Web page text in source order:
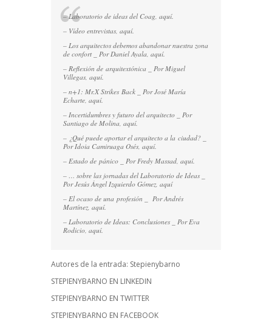
– Laboratorio de ideas del Coag aquí.
– Vídeo entrevistas, aquí.
– Los arquitectos debemos abandonar nuestra zona
de confort _ Por Daniel Ayala, aquí.
– Reflexión de arquitextónica _ Por Miguel
Villegas, aquí.
– n+1: Mr.X Strikes Back _ Por José María
Echarte, aquí.
– Incertidumbres y futuro del arquitecto _ Por
Santiago de Molina, aquí.
– ¿Qué puede aportar el arquitecto a la ciudad? _
Por Idoia Camiruaga Osés, aquí.
– Estado de pánico _ Por Fredy Massad, aquí.
–
… sobre las jornadas del Laboratorio de Ideas
Por Jesús Ángel Izquierdo Gómez, aquí
– El ocaso de una profesión _ Por Andrés
Martínez, aquí.
– Laboratorio de Ideas: Conclusiones _ Por Eva
Rodicio, aquí.
Autores de la entrada: Stepienybarno
STEPIENYBARNO EN LINKEDIN
STEPIENYBARNO EN TWITTER
STEPIENYBARNO EN FACEBOOK